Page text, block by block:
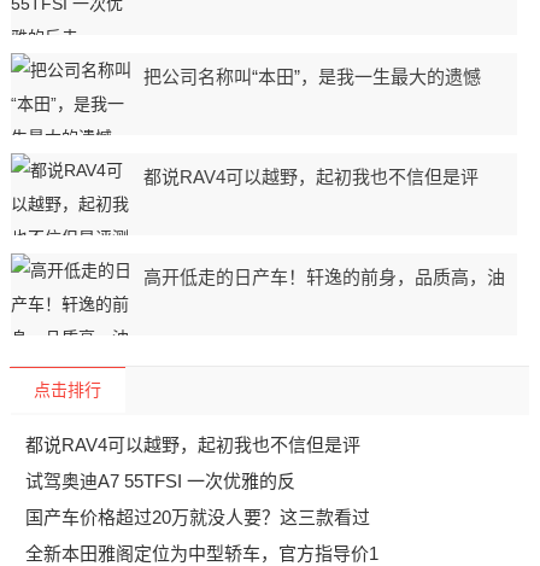
把公司名称叫“本田”，是我一生最大的遗憾
都说RAV4可以越野，起初我也不信但是评
高开低走的日产车！轩逸的前身，品质高，油
点击排行
都说RAV4可以越野，起初我也不信但是评
试驾奥迪A7 55TFSI 一次优雅的反
国产车价格超过20万就没人要？这三款看过
全新本田雅阁定位为中型轿车，官方指导价1